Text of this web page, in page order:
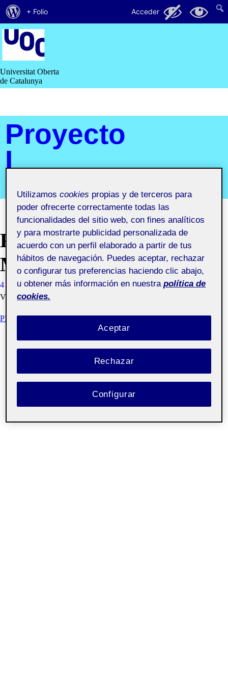
Saltar
contenido
Universitat Oberta
de Catalunya
Proyecto
I
Primer semestre 2019-2020. Aula 1
FORMALIZACIÓN DE
MI PROYECTO
4 ENERO, 2020 JULIO JESUS DE GRACIA JORGE
VISIBILIDAD: PÚBLICA
PR: FORMALIZACIÓN DE PROYECTO
Acerca
de
WordPress
+ Folio Acceder 131 11
Utilizamoscookies propias y de terceros para
poder ofrecerte correctamente todas las
funcionalidades del sitio web, con fines analíticos
y para mostrarte publicidad personalizada de
acuerdo con un perfil elaborado a partir de tus
hábitos de navegación. Puedes aceptar, rechazar
o configurar tus preferencias haciendo clic abajo,
u obtener más información en nuestra política de
cookies.
Rechazar
Aceptar
Configurar